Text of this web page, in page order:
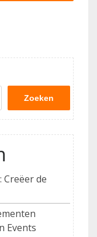
Zoeken
Creëer de
Events